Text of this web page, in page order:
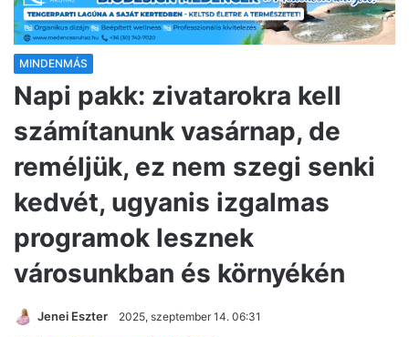
MINDENMÁS
Napi pakk: zivatarokra kell
számítanunk vasárnap, de
reméljük, ez nem szegi senki
kedvét, ugyanis izgalmas
programok lesznek
városunkban és környékén
Jenei Eszter 2025, szeptember 14. 06:31